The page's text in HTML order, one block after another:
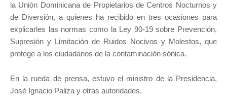
la Unión Dominicana de Propietarios de Centros Nocturnos y
de Diversión, a quienes ha recibido en tres ocasiones para
explicarles las normas como la Ley 90-19 sobre Prevención,
Supresión y Limitación de Ruidos Nocivos y Molestos, que
protege a los ciudadanos de la contaminación sónica.
En la rueda de prensa, estuvo el ministro de la Presidencia,
José Ignacio Paliza y otras autoridades.